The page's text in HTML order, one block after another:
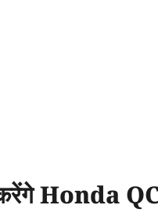
करेंगे Honda